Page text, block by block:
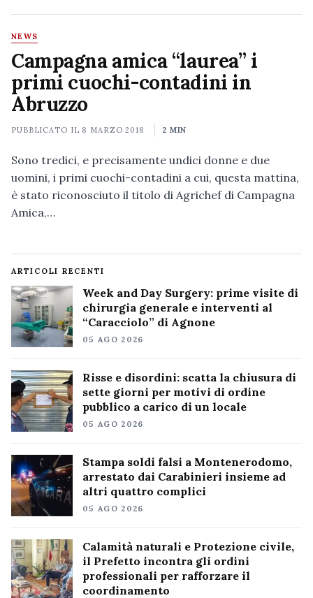
NEWS
Campagna amica “laurea” i
primi cuochi-contadini in
Abruzzo
PUBBLICATO IL 8 MARZO 2018 2 MIN
Sono tredici, e precisamente undici donne e due
uomini, i primi cuochi-contadini a cui, questa mattina,
è stato riconosciuto il titolo di Agrichef di Campagna
Amica,…
ARTICOLI RECENTI
Week and Day Surgery: prime visite di
chirurgia generale e interventi al
“Caracciolo” di Agnone
05 AGO 2026
Risse e disordini: scatta la chiusura di
sette giorni per motivi di ordine
pubblico a carico di un locale
05 AGO 2026
Stampa soldi falsi a Montenerodomo,
arrestato dai Carabinieri insieme ad
altri quattro complici
05 AGO 2026
Calamità naturali e Protezione civile,
il Prefetto incontra gli ordini
professionali per rafforzare il
coordinamento